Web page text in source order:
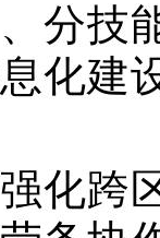
分技
化建
强化